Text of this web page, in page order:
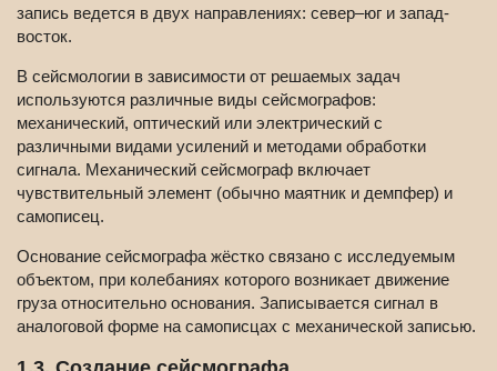
запись ведется в двух направлениях: север–юг и запад-
восток.
В сейсмологии в зависимости от решаемых задач
используются различные виды сейсмографов:
механический, оптический или электрический с
различными видами усилений и методами обработки
сигнала. Механический сейсмограф включает
чувствительный элемент (обычно маятник и демпфер) и
самописец.
Основание сейсмографа жёстко связано с исследуемым
объектом, при колебаниях которого возникает движение
груза относительно основания. Записывается сигнал в
аналоговой форме на самописцах с механической записью.